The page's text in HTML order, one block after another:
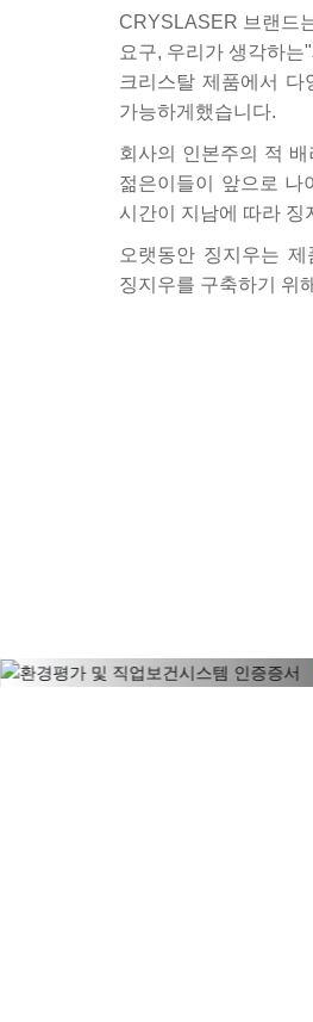
CRYSLASER 브랜드
요구, 우리가 생각하
크리스탈 제품에서
가능하게했습니다.
회사의 인본주의 적
젊은이들이 앞으로 나
시간이 지남에 따라 징
오랫동안 징지우는
징지우를 구축하기 위